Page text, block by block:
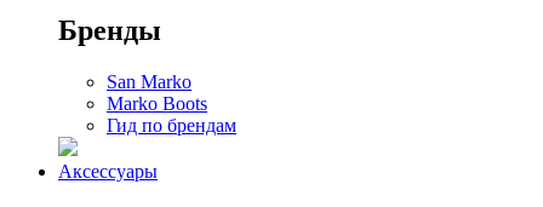
Бренды
San Marko
Marko Boots
Гид по брендам
Аксессуары